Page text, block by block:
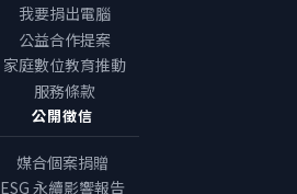
我要捐出電腦
公益合作提案
家庭數位教育推動
服務條款
公開徵信
媒合個案捐贈
ESG 永續影響報告